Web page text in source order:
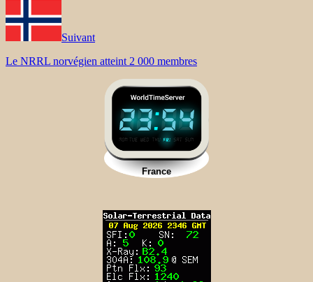
Suivant
Le NRRL norvégien atteint 2 000 membres